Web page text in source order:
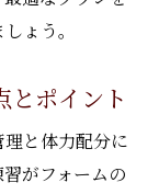
ょう。
とポイント
と体力配分に
がフォームの